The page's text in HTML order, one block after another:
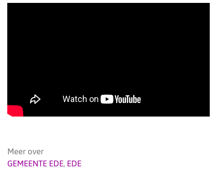
Meer over
GEMEENTE EDE, EDE